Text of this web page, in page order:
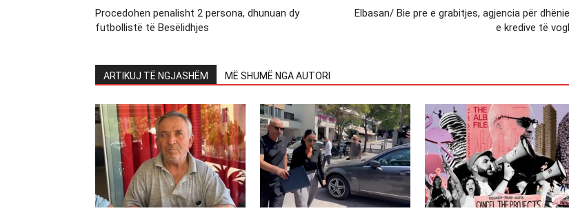
Procedohen penalisht 2 persona, dhunuan dy
futbollistë të Besëlidhjes
Elbasan/ Bie pre e grabitjes, agjencia për
e kredive të
ARTIKUJ TË NGJASHËM MË SHUMË NGA AUTORI